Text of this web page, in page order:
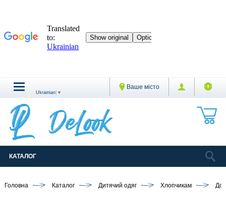
Ваше місто
Ukrainian ▼
КАТАЛОГ
Головна Каталог Дитячий одяг Хлопчикам